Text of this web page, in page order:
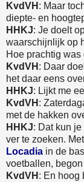
KvdVH : Maar
diepte- en
HHKJ: Je doelt
waarschijnlijk op
Hoe prachtig was
KvdVH : Daar
het daar eens
HHKJ: Lijkt me
KvdVH :
met de hakken
HHKJ: Dat kun
ver te zoeken.
Locadia in de
voetballen,
KvdVH : En hoog